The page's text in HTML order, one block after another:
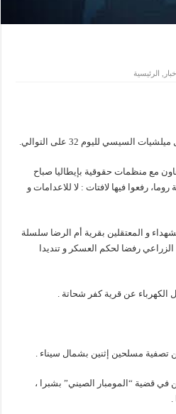
الرئيسية
لليوم 32 على التوالي.
مع منظمات حقوقية بإيطاليا صباح
رفعوا فيها لافتات : لا للاعدامات و
و المعتقلين بقرية أم الرضا سلسلة
رفضا لحكم العسكر و تنديدا
تصفية مسلحين إثنين بشمال سيناء .
في قضية “المومبار الصيني” بشبرا ،
.